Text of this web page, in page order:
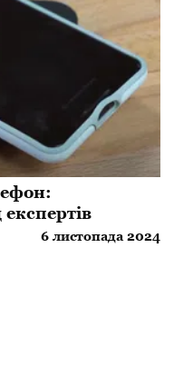
6 листопада 2024